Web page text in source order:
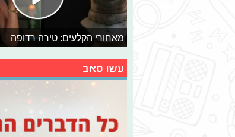
מאחורי הקלעים: טירה רדופה
עשו סאב